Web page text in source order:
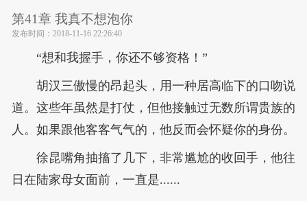
第41章 我真不想泡你
发布时间： 2018-11-16 22:26:40
“想和我握手，你还不够资格！”
胡汉三傲慢的昂起头，用一种居高临下的口吻说
道。这些年虽然是打仗，但他接触过无数所谓贵族的
人。如果跟他客客气气的，他反而会怀疑你的身份。
徐昆嘴角抽搐了几下，非常尴尬的收回手，他往
日在陆家母女面前，一直是......